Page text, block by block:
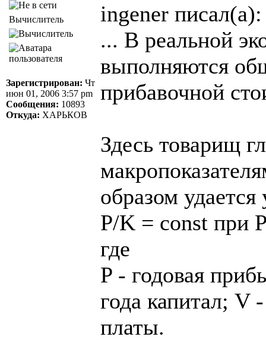
Вычислитель
Зарегистрирован: Чт
июн 01, 2006 3:57 pm
Сообщения: 10893
Откуда: ХАРЬКОВ
ingener писал(а):
... В реальной
выполняются
прибавочной
Здесь товарищ
образом
P/K = const при
где
P - годовая
года капитал; V
платы.